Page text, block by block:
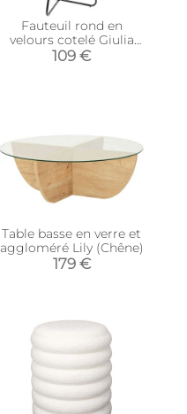
Fauteuil rond en
velours cotelé Giulia
(Noir)
109 €
Table basse en verre et
aggloméré Lily (Chêne)
179 €